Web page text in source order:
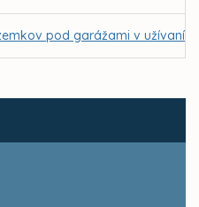
pod garážami v užívaní